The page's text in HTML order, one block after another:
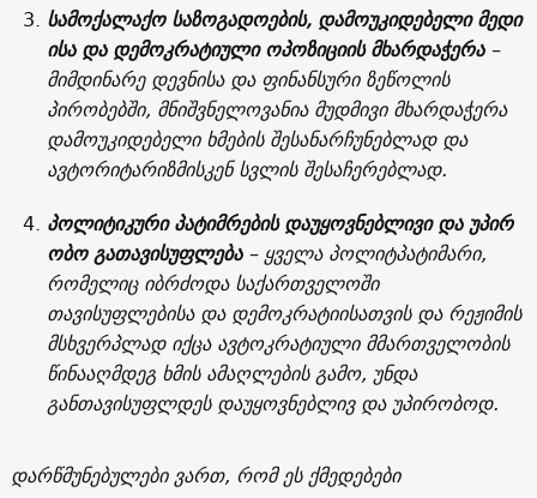
სამოქალაქო საზოგადოების, დამოუკიდებელი მედი
ისა და დემოკრატიული ოპოზიციის მხარდაჭერა–
მიმდინარე დევნისა და ფინანსური ზეწოლის
პირობებში, მნიშვნელოვანია მუდმივი მხარდაჭერა
დამოუკიდებელი ხმების შესანარჩუნებლად და
ავტორიტარიზმისკენ სვლის შესაჩერებლად.
პოლიტიკური პატიმრების დაუყოვნებლივი დაუპირ
ობოგათავისუფლება– ყველა პოლიტპატიმარი,
რომელიც იბრძოდა საქართველოში
თავისუფლებისა და დემოკრატიისათვის და რეჟიმის
მსხვერპლად იქცა ავტოკრატიული მმართველობის
წინააღმდეგ ხმის ამაღლების გამო, უნდა
განთავისუფლდეს დაუყოვნებლივ და უპირობოდ.
დარწმუნებულები ვართ, რომ ეს ქმედებები